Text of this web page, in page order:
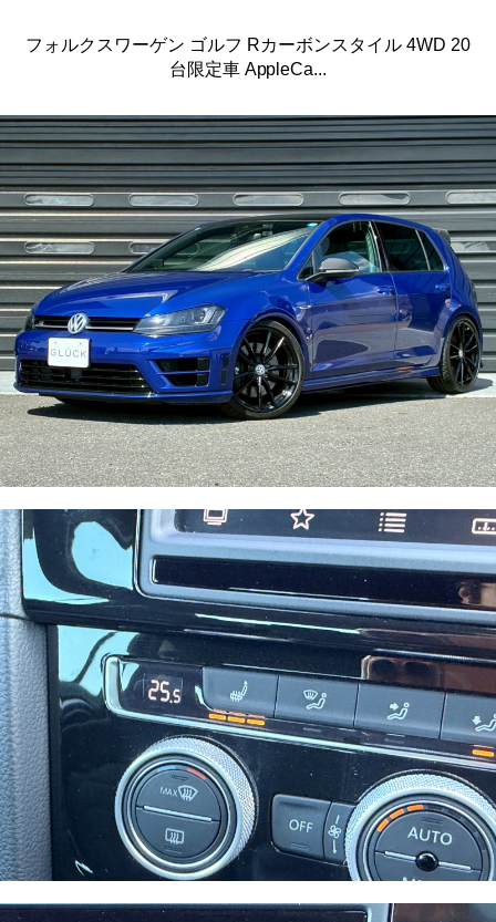
フォルクスワーゲン ゴルフ Rカーボンスタイル 4WD 20
台限定車 AppleCa...